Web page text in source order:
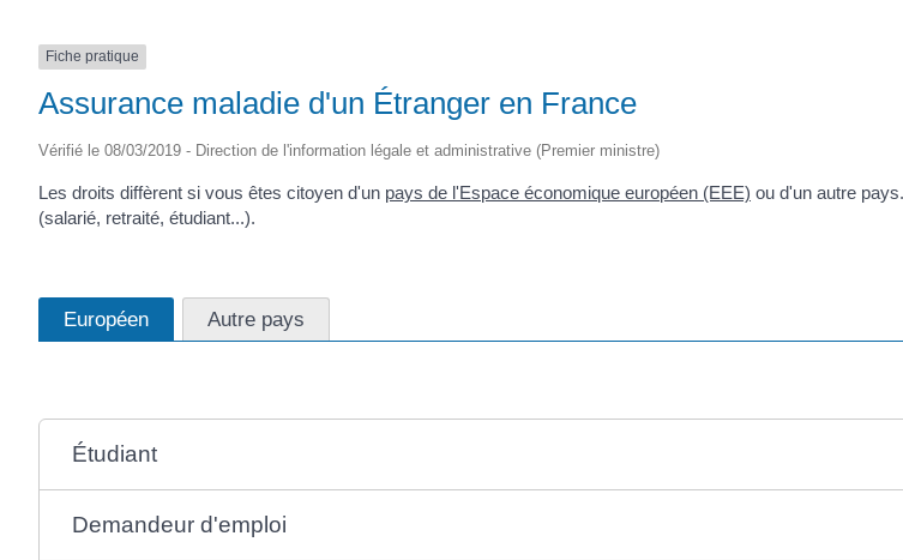
Fiche pratique
Assurance maladie d'un Étranger en France
Vérifié le 08/03/2019 - Direction de l'information légale et administrative (Premier ministre)
Les droits diffèrent si vous êtes citoyen d'un pays de l'Espace économique européen (EEE) ou d'un autre
(salarié, retraité, étudiant...).
Européen Autre pays
Étudiant
Demandeur d'emploi